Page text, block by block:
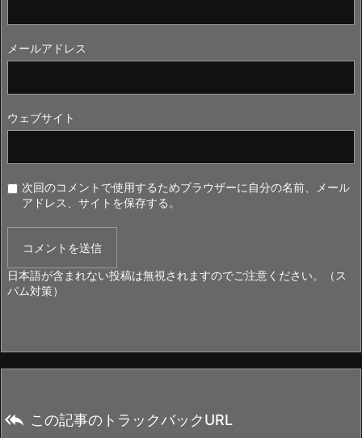
メールアドレス
ウェブサイト
次回のコメントで使用するためブラウザーに自分の名前、メール
アドレス、サイトを保存する。
日本語が含まれない投稿は無視されますのでご注意ください。（ス
パム対策）
 この記事のトラックバックURL